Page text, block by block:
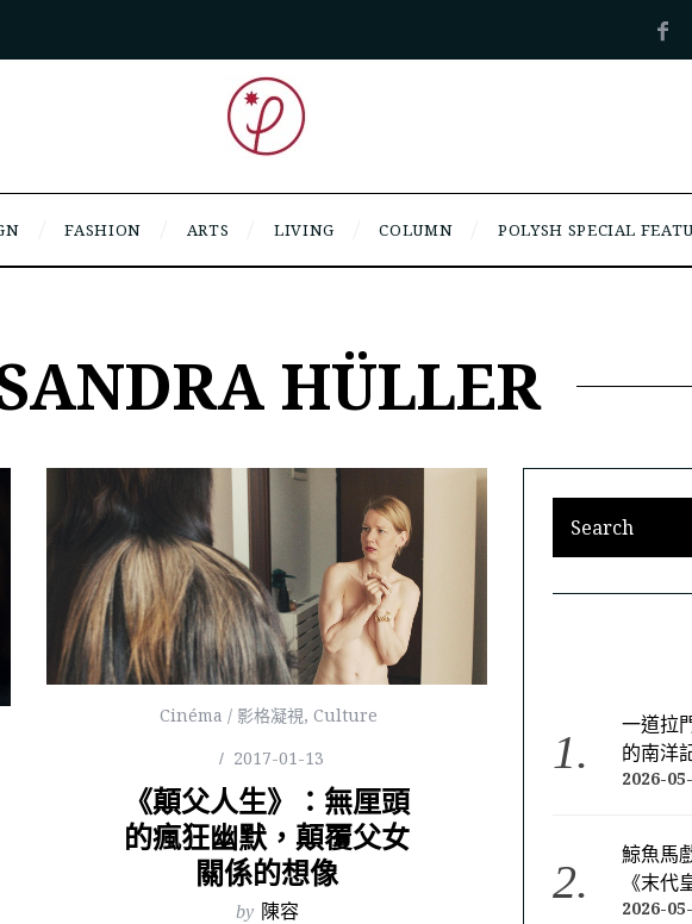
FASHION ARTS LIVING COLUMN POLYSH SPECIAL
HÜLLER
Cinéma / 影格凝視, Culture
2017-01-13
《顛父人生》：無厘頭
的瘋狂幽默，顛覆父女
關係的想像
by 陳容
一道拉
的南洋
2026-
鯨魚馬
《末代
2026-